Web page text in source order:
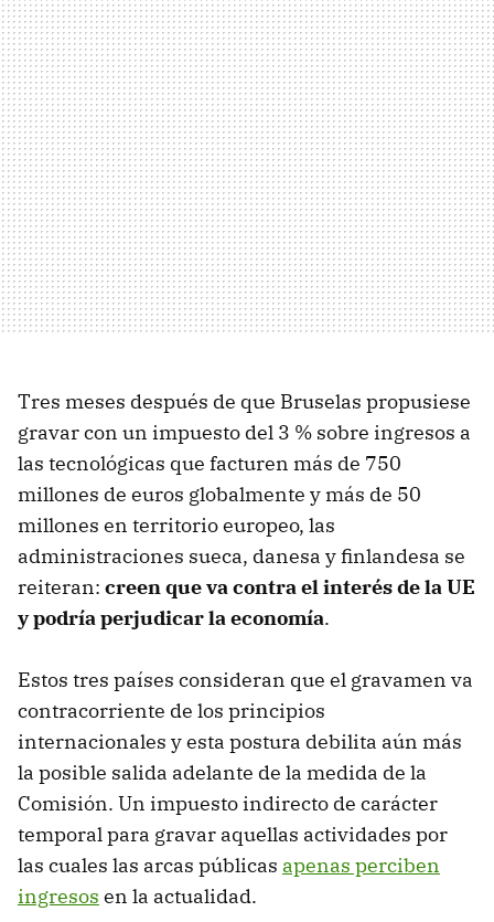
Tres meses después de que Bruselas propusiese
gravar con un impuesto del 3 % sobre ingresos a
las tecnológicas que facturen más de 750
millones de euros globalmente y más de 50
millones en territorio europeo, las
administraciones sueca, danesa y finlandesa se
reiteran: creen que va contra el interés de la UE
y podría perjudicar la economía.
Estos tres países consideran que el gravamen va
contracorriente de los principios
internacionales y esta postura debilita aún más
la posible salida adelante de la medida de la
Comisión. Un impuesto indirecto de carácter
temporal para gravar aquellas actividades por
las cuales las arcas públicas apenas perciben
ingresos en la actualidad.